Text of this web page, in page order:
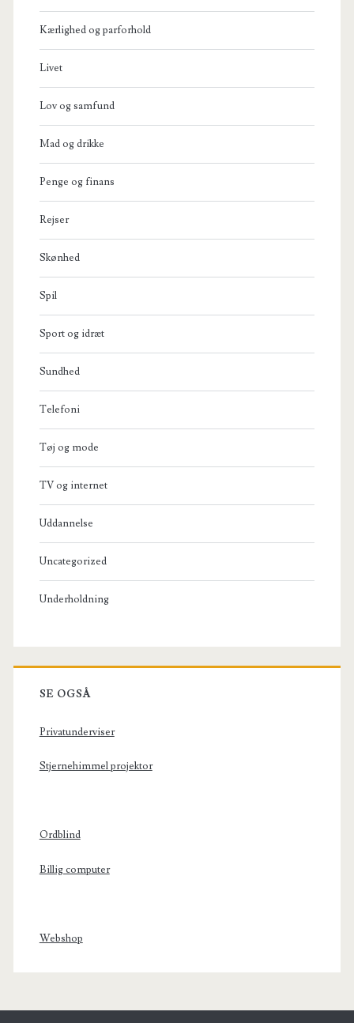
Kærlighed og parforhold
Livet
Lov og samfund
Mad og drikke
Penge og finans
Rejser
Skønhed
Spil
Sport og idræt
Sundhed
Telefoni
Tøj og mode
TV og internet
Uddannelse
Uncategorized
Underholdning
SE OGSÅ
Privatunderviser
Stjernehimmel projektor
Ordblind
Billig computer
Webshop